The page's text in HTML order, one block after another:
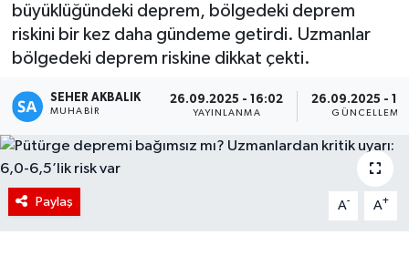
büyüklüğündeki deprem, bölgedeki deprem
riskini bir kez daha gündeme getirdi. Uzmanlar
bölgedeki deprem riskine dikkat çekti.
SEHER AKBALIK
MUHABIR
26.09.2025 - 16:02
YAYINLANMA
26.09.2025 -
GÜNCELLEME
Paylaş A- A+